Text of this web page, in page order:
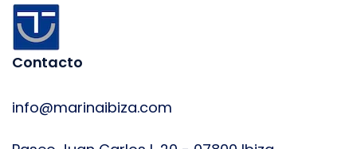
Contacto
info@marinaibiza.com